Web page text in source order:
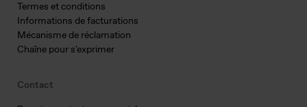
Termes et conditions
Informations de facturations
Mécanisme de réclamation
Chaîne pour s'exprimer
Contact